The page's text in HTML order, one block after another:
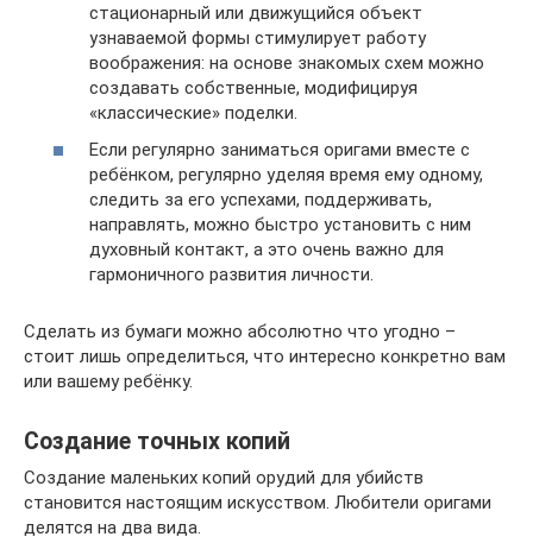
стационарный или движущийся объект
узнаваемой формы стимулирует работу
воображения: на основе знакомых схем можно
создавать собственные, модифицируя
«классические» поделки.
Если регулярно заниматься оригами вместе с
ребёнком, регулярно уделяя время ему одному,
следить за его успехами, поддерживать,
направлять, можно быстро установить с ним
духовный контакт, а это очень важно для
гармоничного развития личности.
Сделать из бумаги можно абсолютно что угодно –
стоит лишь определиться, что интересно конкретно вам
или вашему ребёнку.
Создание точных копий
Создание маленьких копий орудий для убийств
становится настоящим искусством. Любители оригами
делятся на два вида.